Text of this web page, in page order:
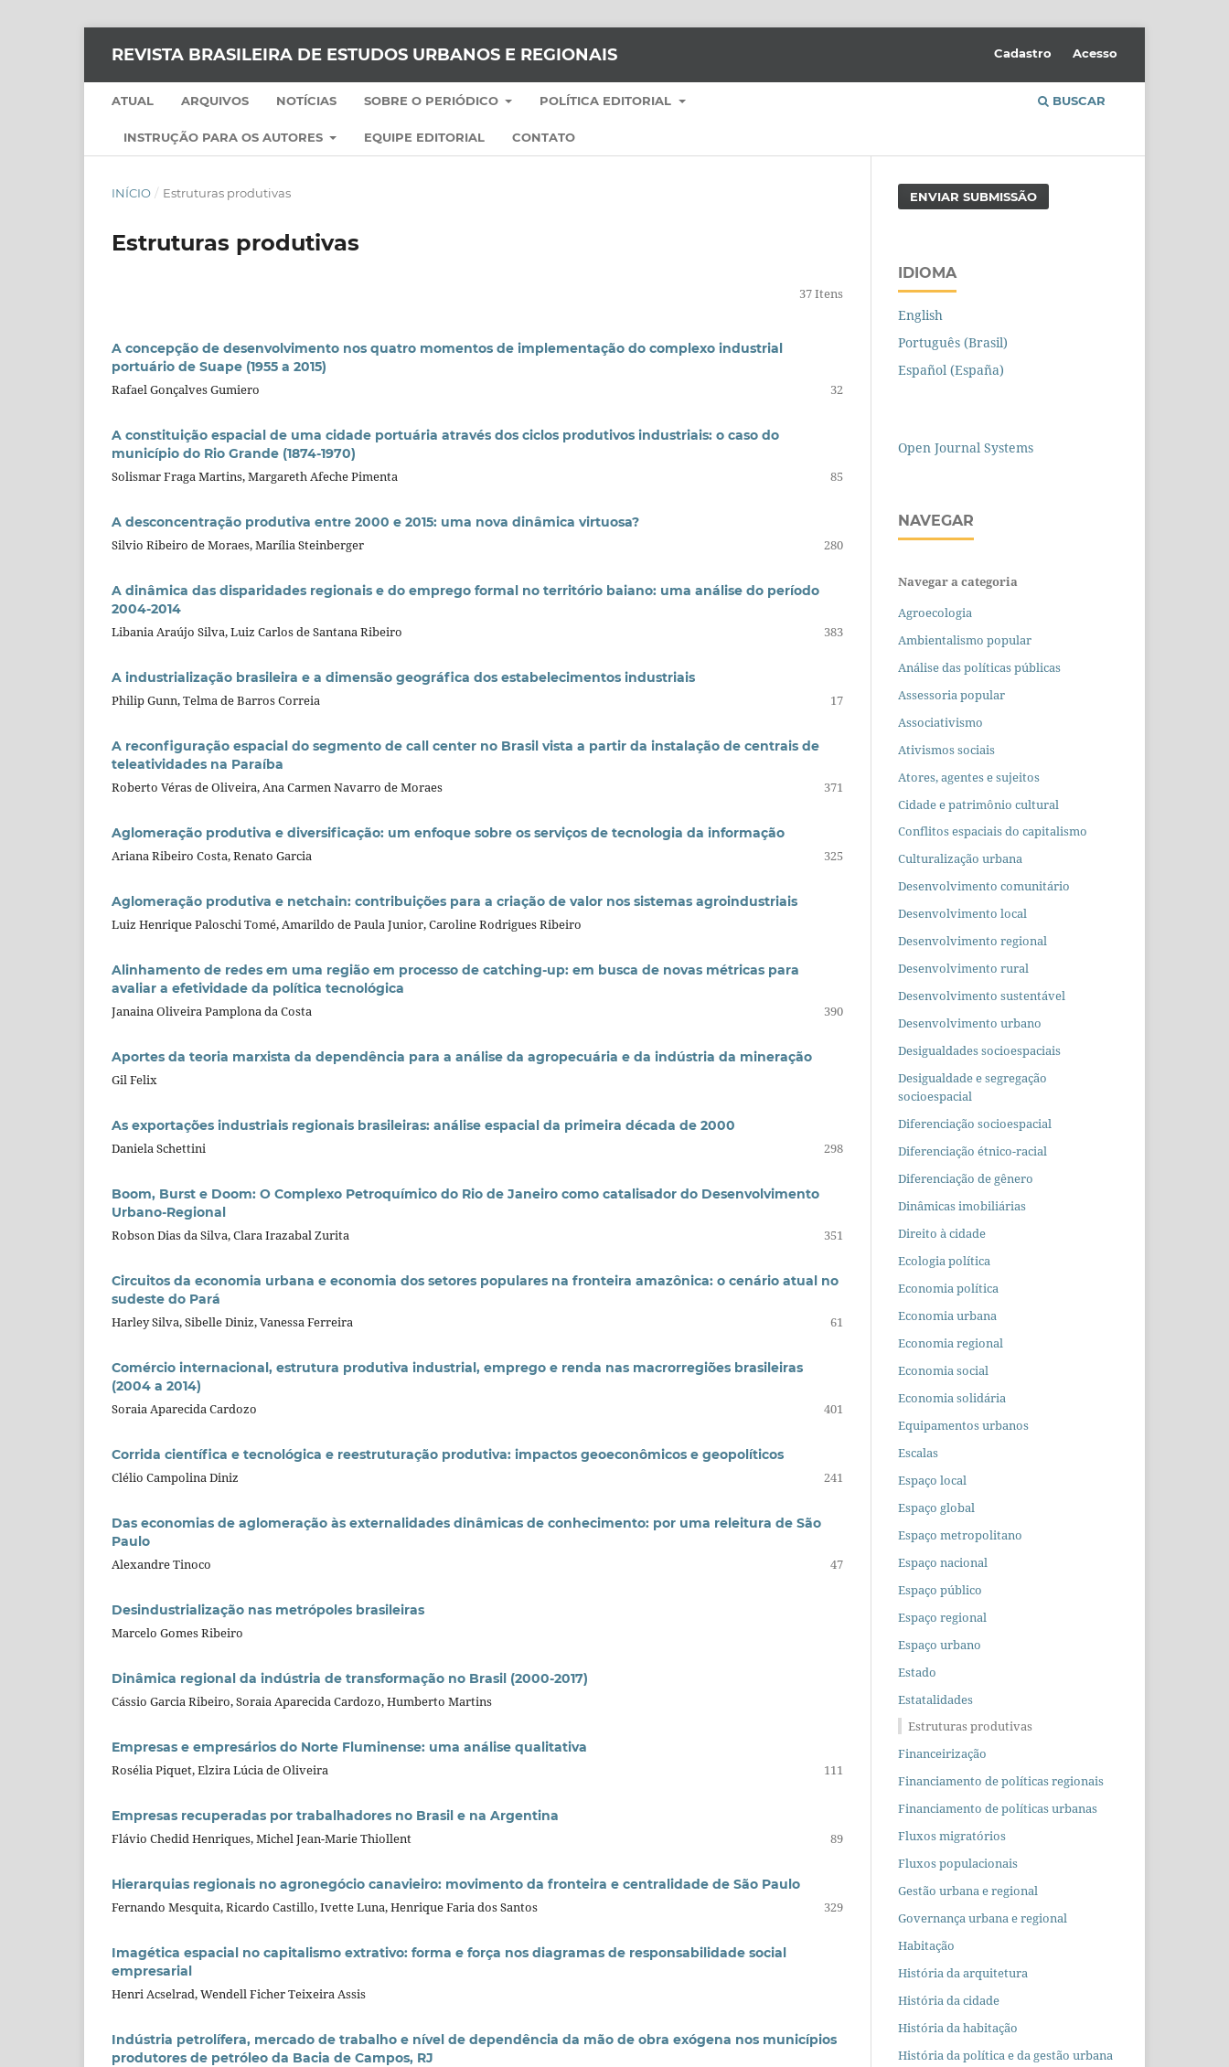
REVISTA BRASILEIRA DE ESTUDOS URBANOS E REGIONAIS
ATUAL ARQUIVOS NOTÍCIAS SOBRE O PERIÓDICO POLÍTICA EDITORIAL
INSTRUÇÃO PARA OS AUTORES EQUIPE EDITORIAL CONTATO
BUSCAR
Cadastro Acesso
INÍCIO / Estruturas produtivas
Estruturas produtivas
37 Itens
A concepção de desenvolvimento nos quatro momentos de implementação do complexo industrial
portuário de Suape (1955 a 2015)
Rafael Gonçalves Gumiero
32
A constituição espacial de uma cidade portuária através dos ciclos produtivos industriais: o caso do
município do Rio Grande (1874-1970)
Solismar Fraga Martins, Margareth Afeche Pimenta
85
A desconcentração produtiva entre 2000 e 2015: uma nova dinâmica virtuosa?
Silvio Ribeiro de Moraes, Marília Steinberger
280
A dinâmica das disparidades regionais e do emprego formal no território baiano: uma análise do período
2004-2014
Libania Araújo Silva, Luiz Carlos de Santana Ribeiro
383
A industrialização brasileira e a dimensão geográfica dos estabelecimentos industriais
Philip Gunn, Telma de Barros Correia
17
A reconfiguração espacial do segmento de call center no Brasil vista a partir da instalação de centrais de
teleatividades na Paraíba
Roberto Véras de Oliveira, Ana Carmen Navarro de Moraes
371
Aglomeração produtiva e diversificação: um enfoque sobre os serviços de tecnologia da informação
Ariana Ribeiro Costa, Renato Garcia
325
Aglomeração produtiva e netchain: contribuições para a criação de valor nos sistemas agroindustriais
Luiz Henrique Paloschi Tomé, Amarildo de Paula Junior, Caroline Rodrigues Ribeiro
Alinhamento de redes em uma região em processo de catching-up: em busca de novas métricas para
avaliar a efetividade da política tecnológica
Janaina Oliveira Pamplona da Costa
390
Aportes da teoria marxista da dependência para a análise da agropecuária e da indústria da mineração
Gil Felix
As exportações industriais regionais brasileiras: análise espacial da primeira década de 2000
Daniela Schettini
298
Boom, Burst e Doom: O Complexo Petroquímico do Rio de Janeiro como catalisador do Desenvolvimento
Urbano-Regional
Robson Dias da Silva, Clara Irazabal Zurita
351
Circuitos da economia urbana e economia dos setores populares na fronteira amazônica: o cenário atual no
sudeste do Pará
Harley Silva, Sibelle Diniz, Vanessa Ferreira
61
Comércio internacional, estrutura produtiva industrial, emprego e renda nas macrorregiões brasileiras
(2004 a 2014)
Soraia Aparecida Cardozo
401
Corrida científica e tecnológica e reestruturação produtiva: impactos geoeconômicos e geopolíticos
Clélio Campolina Diniz
241
Das economias de aglomeração às externalidades dinâmicas de conhecimento: por uma releitura de São
Paulo
Alexandre Tinoco
47
Desindustrialização nas metrópoles brasileiras
Marcelo Gomes Ribeiro
Dinâmica regional da indústria de transformação no Brasil (2000-2017)
Cássio Garcia Ribeiro, Soraia Aparecida Cardozo, Humberto Martins
Empresas e empresários do Norte Fluminense: uma análise qualitativa
Rosélia Piquet, Elzira Lúcia de Oliveira
111
Empresas recuperadas por trabalhadores no Brasil e na Argentina
Flávio Chedid Henriques, Michel Jean-Marie Thiollent
89
Hierarquias regionais no agronegócio canavieiro: movimento da fronteira e centralidade de São Paulo
Fernando Mesquita, Ricardo Castillo, Ivette Luna, Henrique Faria dos Santos
329
Imagética espacial no capitalismo extrativo: forma e força nos diagramas de responsabilidade social
empresarial
Henri Acselrad, Wendell Ficher Teixeira Assis
Indústria petrolífera, mercado de trabalho e nível de dependência da mão de obra exógena nos municípios
produtores de petróleo da Bacia de Campos, RJ
ENVIAR SUBMISSÃO
IDIOMA
English
Português (Brasil)
Español (España)
Open Journal Systems
NAVEGAR
Navegar a categoria
Agroecologia
Ambientalismo popular
Análise das políticas públicas
Assessoria popular
Associativismo
Ativismos sociais
Atores, agentes e sujeitos
Cidade e patrimônio cultural
Conflitos espaciais do capitalismo
Culturalização urbana
Desenvolvimento comunitário
Desenvolvimento local
Desenvolvimento regional
Desenvolvimento rural
Desenvolvimento sustentável
Desenvolvimento urbano
Desigualdades socioespaciais
Desigualdade e segregação
socioespacial
Diferenciação socioespacial
Diferenciação étnico-racial
Diferenciação de gênero
Dinâmicas imobiliárias
Direito à cidade
Ecologia política
Economia política
Economia urbana
Economia regional
Economia social
Economia solidária
Equipamentos urbanos
Escalas
Espaço local
Espaço global
Espaço metropolitano
Espaço nacional
Espaço público
Espaço regional
Espaço urbano
Estado
Estatalidades
Estruturas produtivas
Financeirização
Financiamento de políticas regionais
Financiamento de políticas urbanas
Fluxos migratórios
Fluxos populacionais
Gestão urbana e regional
Governança urbana e regional
Habitação
História da arquitetura
História da cidade
História da habitação
História da política e da gestão urbana